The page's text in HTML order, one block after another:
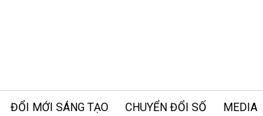
ĐỔI MỚI SÁNG TẠO CHUYỂN ĐỔI SỐ MEDIA